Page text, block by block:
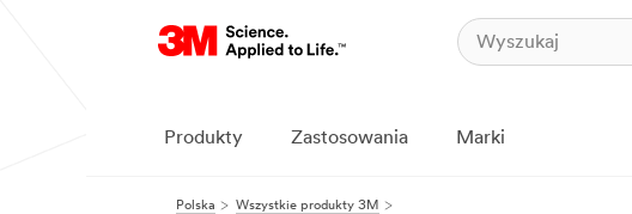
Produkty Zastosowania Marki
Polska Wszystkie produkty 3M